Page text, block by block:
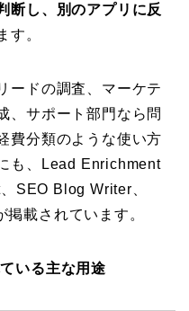
断し、別のアプリに反
す。
ードの調査、マーケテ
、サポート部門なら問
費分類のような使い方
も、Lead Enrichment
SEO Blog Writer、
載されています。
いる主な用途